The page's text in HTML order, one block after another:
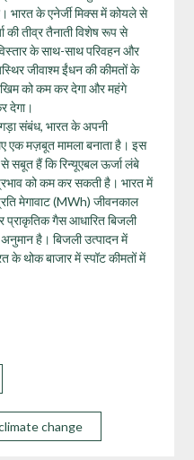
भारत के एनेर्जी मिक्स में कोयले से
की तीव्र तैनाती विशेष रूप से
के साथ-साथ परिवहन और
जीवाश्म ईंधन की कीमतों के
को कम कर देगा और महंगे
देगा।
संबंध, भारत के अपनी
एक मज़बूत मामला बनाता है। इस
सबूत हैं कि रिन्यूएबल ऊर्जा लंबे
को कम कर सकती है। भारत में
मेगावाट (MWh) जीवनकाल
गैस आधारित बिजली
है। बिजली उत्पादन में
के थोक बाजार में स्पॉट कीमतों में
change